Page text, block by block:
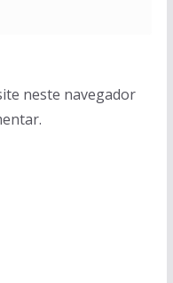
neste navegador